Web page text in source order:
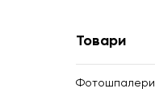
Товари
Фотошпалери